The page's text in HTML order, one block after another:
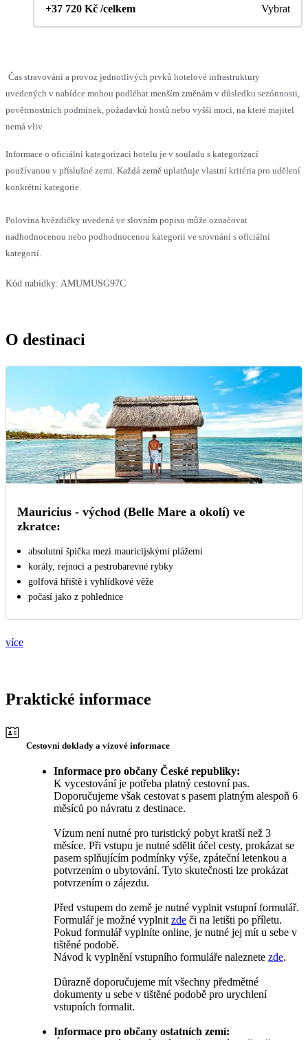
+37 720 Kč /celkem Vybrat
Čas stravování a provoz jednotlivých prvků hotelové infrastruktury
uvedených v nabídce mohou podléhat menším změnám v důsledku sezónnosti,
povětrnostních podmínek, požadavků hostů nebo vyšší moci, na které majitel
nemá vliv.
Informace o oficiální kategorizaci hotelu je v souladu s kategorizací
používanou v příslušné zemi. Každá země uplatňuje vlastní kritéria pro udělení
konkrétní kategorie.
Polovina hvězdičky uvedená ve slovním popisu může označovat
nadhodnocenou nebo podhodnocenou kategorii ve srovnání s oficiální
kategorií.
Kód nabídky: AMUMUSG97C
O destinaci
Mauricius - východ (Belle Mare a okolí) ve
zkratce:
absolutní špička mezi mauricijskými plážemi
korály, rejnoci a pestrobarevné rybky
golfová hřiště i vyhlídkové věže
počasí jako z pohlednice
více
Praktické informace
Cestovní doklady a vízové informace
Informace pro občany České republiky:
K vycestování je potřeba platný cestovní pas.
Doporučujeme však cestovat s pasem platným alespoň 6
měsíců po návratu z destinace.
Vízum není nutné pro turistický pobyt kratší než 3
měsíce. Při vstupu je nutné sdělit účel cesty, prokázat se
pasem splňujícím podmínky výše, zpáteční letenkou a
potvrzením o ubytování. Tyto skutečnosti lze prokázat
potvrzením o zájezdu.
Před vstupem do země je nutné vyplnit vstupní formulář.
Formulář je možné vyplnit zde či na letišti po příletu.
Pokud formulář vyplníte online, je nutné jej mít u sebe v
tištěné podobě.
Návod k vyplnění vstupního formuláře naleznete zde.
Důrazně doporučujeme mít všechny předmětné
dokumenty u sebe v tištěné podobě pro urychlení
vstupních formalit.
Informace pro občany ostatních zemí: